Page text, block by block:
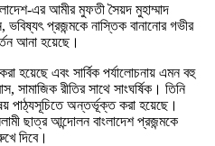
এর আমীর মুফতী সৈয়দ মুহাম্মাদ
ভবিষ্যৎ প্রজন্মকে নাস্তিক বানানোর গভীর
আনা হয়েছে।
হয়েছে এবং সার্বিক পর্যালোচনায় এমন বহু
সামাজিক রীতির সাথে সাংঘর্ষিক। তিনি
পাঠ্যসূচিতে অন্তর্ভূক্ত করা হয়েছে।
ছাত্র আন্দোলন বাংলাদেশ প্রজন্মকে
দিবে।